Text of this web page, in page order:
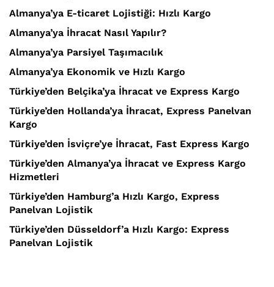
Almanya’ya E-ticaret Lojistiği: Hızlı Kargo
Almanya’ya İhracat Nasıl Yapılır?
Almanya’ya Parsiyel Taşımacılık
Almanya’ya Ekonomik ve Hızlı Kargo
Türkiye’den Belçika’ya İhracat ve Express Kargo
Türkiye’den Hollanda’ya İhracat, Express Panelvan
Kargo
Türkiye’den İsviçre’ye İhracat, Fast Express Kargo
Türkiye’den Almanya’ya İhracat ve Express Kargo
Hizmetleri
Türkiye’den Hamburg’a Hızlı Kargo, Express
Panelvan Lojistik
Türkiye’den Düsseldorf’a Hızlı Kargo: Express
Panelvan Lojistik